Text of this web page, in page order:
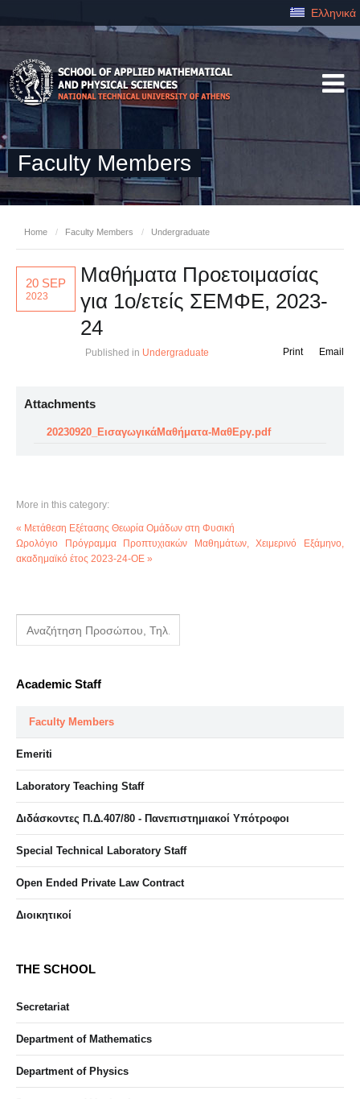
Ελληνικά
Faculty Members
Home / Faculty Members / Undergraduate
20 SEP
2023
Μαθήματα Προετοιμασίας
για 1ο/ετείς ΣΕΜΦΕ, 2023-
24
Published in Undergraduate Email
Print
Attachments
20230920_ΕισαγωγικάΜαθήματα-ΜαθΕργ.pdf
More in this category:
« Μετάθεση Εξέτασης Θεωρία Ομάδων στη Φυσική
Ωρολόγιο Πρόγραμμα Προπτυχιακών Μαθημάτων, Χειμερινό Εξάμηνο,
ακαδημαϊκό έτος 2023-24-OE »
Academic Staff
Faculty Members
Emeriti
Laboratory Teaching Staff
Διδάσκοντες Π.Δ.407/80 - Πανεπιστημιακοί Υπότροφοι
Special Technical Laboratory Staff
Open Ended Private Law Contract
Διοικητικοί
THE SCHOOL
Secretariat
Department of Mathematics
Department of Physics